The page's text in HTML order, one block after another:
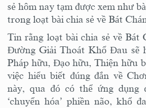
sẻ hôm nay tạm được xem như
trong loạt bài chia sẻ về Bát
Tin rằng loạt bài chia sẻ về Bát
Đường Giải Thoát Khổ Đau sẽ
Pháp hữu, Đạo hữu, Thiện hữu
việc hiểu biết đúng đắn về
này, qua đó có thể ứng dụng
‘chuyển hóa’ phiền não, khổ